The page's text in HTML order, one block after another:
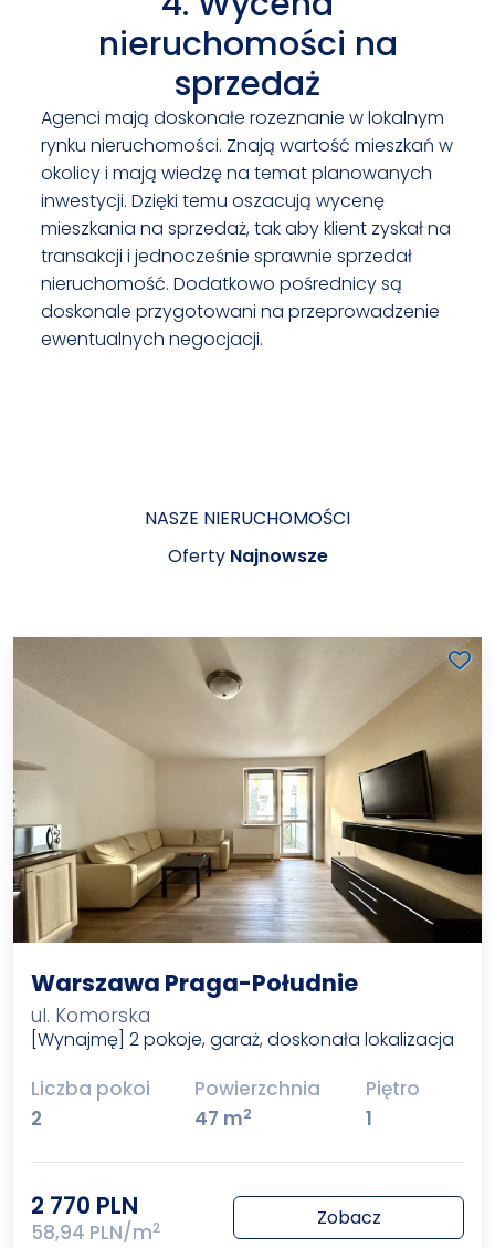
nieruchomości na
sprzedaż
Agenci mają doskonałe rozeznanie w lokalnym
rynku nieruchomości. Znają wartość mieszkań w
okolicy i mają wiedzę na temat planowanych
inwestycji. Dzięki temu oszacują wycenę
mieszkania na sprzedaż, tak aby klient zyskał na
transakcji i jednocześnie sprawnie sprzedał
nieruchomość. Dodatkowo pośrednicy są
doskonale przygotowani na przeprowadzenie
ewentualnych negocjacji.
NASZE NIERUCHOMOŚCI
Oferty Najnowsze
Warszawa Praga-Południe
ul. Komorska
[Wynajmę] 2 pokoje, garaż, doskonała lokalizacja
Liczba pokoi
2
Powierzchnia
47 m2
Piętro
1
2 770 PLN
58,94 PLN/m2 Zobacz